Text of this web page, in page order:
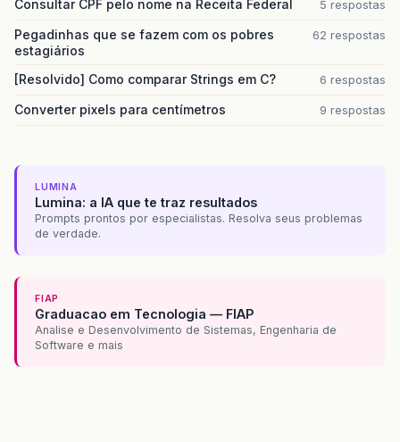
Consultar CPF pelo nome na Receita Federal 5 respostas
Pegadinhas que se fazem com os pobres
estagiários
62 respostas
[Resolvido] Como comparar Strings em C? 6 respostas
Converter pixels para centímetros 9 respostas
LUMINA
Lumina: a IA que te traz resultados
Prompts prontos por especialistas. Resolva seus problemas
de verdade.
FIAP
Graduacao em Tecnologia — FIAP
Analise e Desenvolvimento de Sistemas, Engenharia de
Software e mais